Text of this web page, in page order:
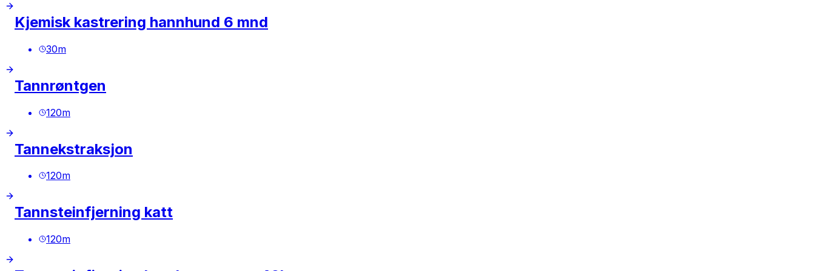
Kjemisk kastrering hannhund 6 mnd
30m
Tannrøntgen
120m
Tannekstraksjon
120m
Tannsteinfjerning katt
120m